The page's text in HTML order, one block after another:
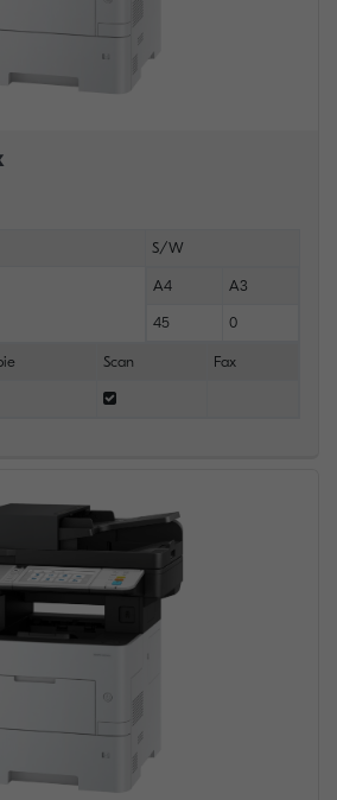
S/W
A4 A3
45 0
Scan Fax